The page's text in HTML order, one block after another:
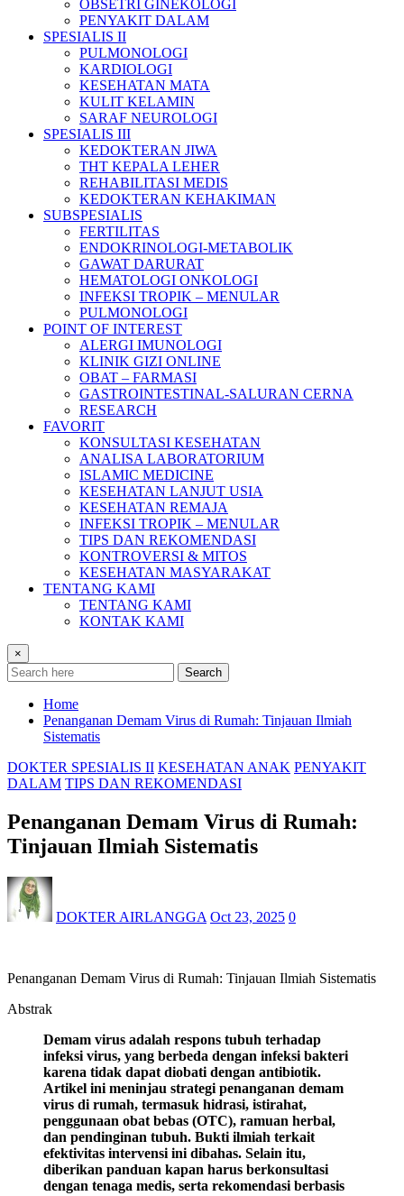
OBSETRI GINEKOLOGI
PENYAKIT DALAM
SPESIALIS II
PULMONOLOGI
KARDIOLOGI
KESEHATAN MATA
KULIT KELAMIN
SARAF NEUROLOGI
SPESIALIS III
KEDOKTERAN JIWA
THT KEPALA LEHER
REHABILITASI MEDIS
KEDOKTERAN KEHAKIMAN
SUBSPESIALIS
FERTILITAS
ENDOKRINOLOGI-METABOLIK
GAWAT DARURAT
HEMATOLOGI ONKOLOGI
INFEKSI TROPIK – MENULAR
PULMONOLOGI
POINT OF INTEREST
ALERGI IMUNOLOGI
KLINIK GIZI ONLINE
OBAT – FARMASI
GASTROINTESTINAL-SALURAN CERNA
RESEARCH
FAVORIT
KONSULTASI KESEHATAN
ANALISA LABORATORIUM
ISLAMIC MEDICINE
KESEHATAN LANJUT USIA
KESEHATAN REMAJA
INFEKSI TROPIK – MENULAR
TIPS DAN REKOMENDASI
KONTROVERSI & MITOS
KESEHATAN MASYARAKAT
TENTANG KAMI
TENTANG KAMI
KONTAK KAMI
×
Search
Home
Penanganan Demam Virus di Rumah: Tinjauan Ilmiah
Sistematis
DOKTER SPESIALIS II KESEHATAN ANAK PENYAKIT
DALAM TIPS DAN REKOMENDASI
Penanganan Demam Virus di Rumah:
Tinjauan Ilmiah Sistematis
DOKTER AIRLANGGA Oct 23, 2025 0
Penanganan Demam Virus di Rumah: Tinjauan Ilmiah Sistematis
Abstrak
Demam virus adalah respons tubuh terhadap
infeksi virus, yang berbeda dengan infeksi bakteri
karena tidak dapat diobati dengan antibiotik.
Artikel ini meninjau strategi penanganan demam
virus di rumah, termasuk hidrasi, istirahat,
penggunaan obat bebas (OTC), ramuan herbal,
dan pendinginan tubuh. Bukti ilmiah terkait
efektivitas intervensi ini dibahas. Selain itu,
diberikan panduan kapan harus berkonsultasi
dengan tenaga medis, serta rekomendasi berbasis